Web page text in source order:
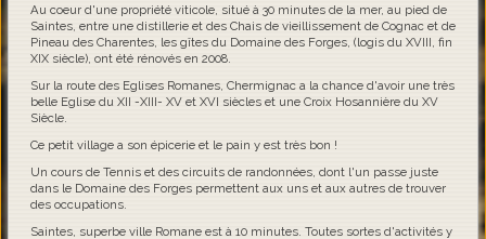
Au coeur d'une propriété viticole, situé à 30 minutes de la mer, au pied de
Saintes, entre une distillerie et des Chais de vieillissement de Cognac et de
Pineau des Charentes, les gîtes du Domaine des Forges, (logis du XVIII, fin
XIX siècle), ont été rénovés en 2008.
Sur la route des Eglises Romanes, Chermignac a la chance d'avoir une très
belle Eglise du XII -XIII- XV et XVI siècles et une Croix Hosannière du XV
Siècle.
Ce petit village a son épicerie et le pain y est très bon !
Un cours de Tennis et des circuits de randonnées, dont l'un passe juste
dans le Domaine des Forges permettent aux uns et aux autres de trouver
des occupations.
Saintes, superbe ville Romane est à 10 minutes. Toutes sortes d'activités y